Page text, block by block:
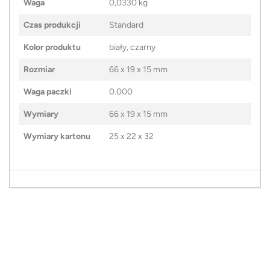
Waga 0,0330 kg
Czas produkcji Standard
Kolor produktu biały, czarny
Rozmiar 66 x 19 x 15 mm
Waga paczki 0.000
Wymiary 66 x 19 x 15 mm
Wymiary kartonu 25 x 22 x 32